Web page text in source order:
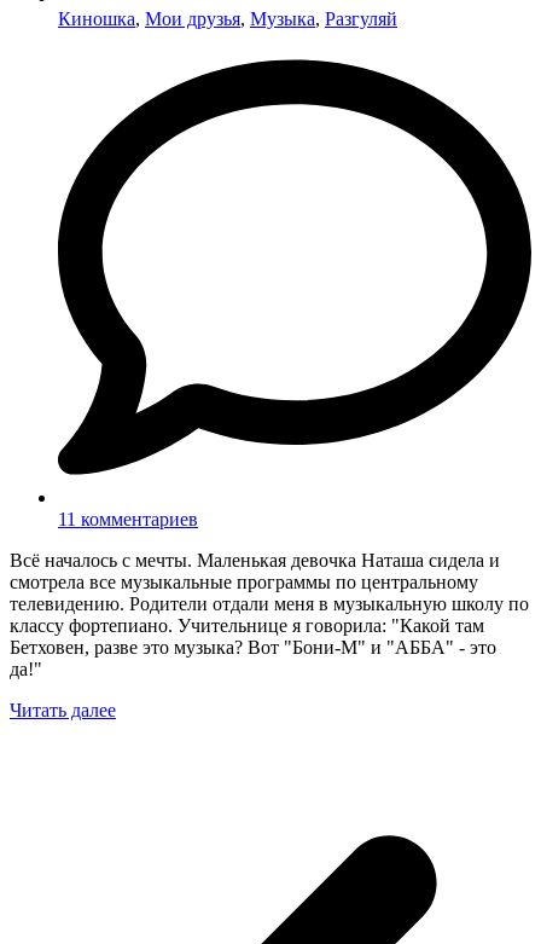
Киношка, Мои друзья, Музыка, Разгуляй
11 комментариев
Всё началось с мечты. Маленькая девочка Наташа сидела и
смотрела все музыкальные программы по центральному
телевидению. Родители отдали меня в музыкальную школу по
классу фортепиано. Учительнице я говорила: "Какой там
Бетховен, разве это музыка? Вот "Бони-М" и "АББА" - это
да!"
Читать далее